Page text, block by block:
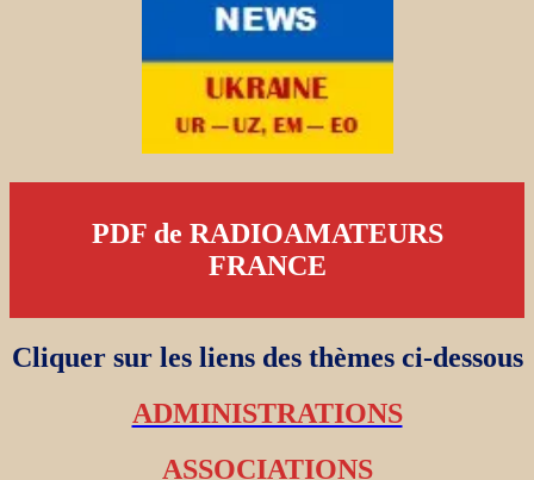
PDF de RADIOAMATEURS
FRANCE
Cliquer sur les liens des thèmes ci-dessous
ADMINISTRATIONS
ASSOCIATIONS